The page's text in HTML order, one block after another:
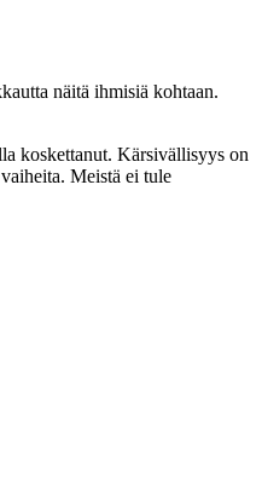
näitä ihmisiä kohtaan.
koskettanut. Kärsivällisyys on
Meistä ei tule